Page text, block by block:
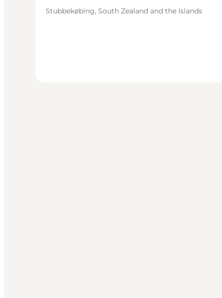
Stubbekøbing, South Zealand and the Islands